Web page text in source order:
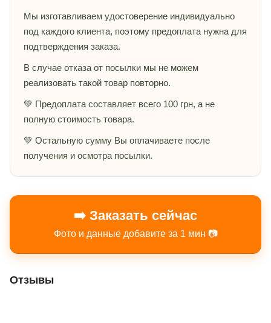
Мы изготавливаем удостоверение индивидуально
под каждого клиента, поэтому предоплата нужна для
подтверждения заказа.
В случае отказа от посылки мы не можем
реализовать такой товар повторно.
💚 Предоплата составляет всего 100 грн, а не
полную стоимость товара.
💚 Остальную сумму Вы оплачиваете после
получения и осмотра посылки.
➡️ Заказать сейчас
Фото и данные добавите за 1 мин 📷
Отзывы